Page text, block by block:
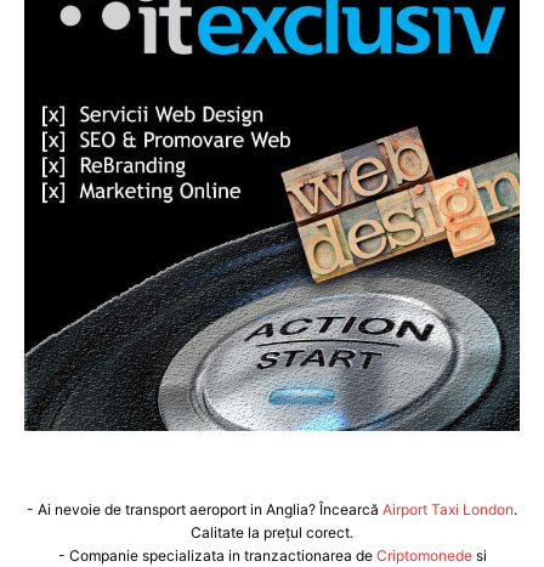
- Ai nevoie de transport aeroport in Anglia? Încearcă Airport Taxi London.
Calitate la prețul corect.
- Companie specializata in tranzactionarea de Criptomonedesi